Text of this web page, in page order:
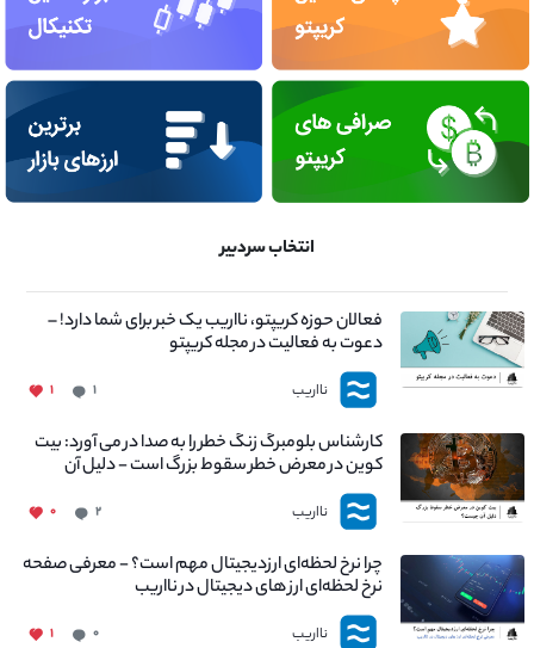
انتخاب سردبیر
فعالان حوزه کریپتو، نااریب یک خبر برای شما دارد! –
دعوت به فعالیت در مجله کریپتو
نااریب ۱ ۱
کارشناس بلومبرگ زنگ خطر را به صدا در می آورد: بیت
کوین در معرض خطر سقوط بزرگ است - دلیل آن
چیست؟
نااریب ۲ ۰
چرا نرخ لحظه‌ای ارزدیجیتال مهم است؟ - معرفی صفحه
نرخ لحظه‌ای ارز های دیجیتال در نااریب
نااریب ۰ ۱